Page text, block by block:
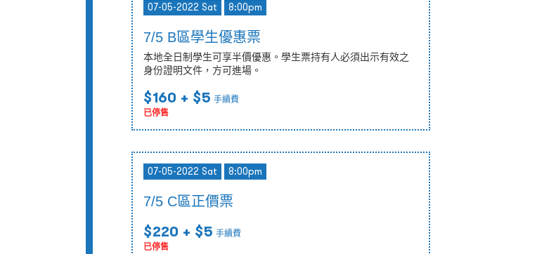
07-05-2022 Sat 8:00pm
7/5 B區學生優惠票
本地全日制學生可享半價優惠。學生票持有人必須出示有效之
身份證明文件，方可進場。
$160 + $5 手續費
已停售
07-05-2022 Sat 8:00pm
7/5 C區正價票
$220 + $5 手續費
已停售